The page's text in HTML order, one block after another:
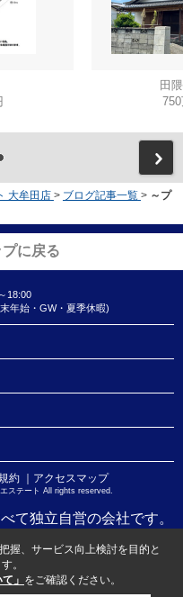
田
大牟田店 > ブログ記事一覧 > ～プ
に戻る
18:00
年始・GW・夏季休暇)
約 ｜アクセスマップ
ステート All rights reserved.
て独立自営の会社です。
握、サービス向上検討を目的と
。
」 をご確認ください。